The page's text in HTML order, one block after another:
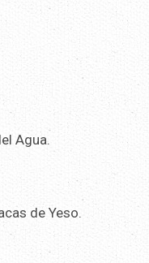
Agua.
de Yeso.